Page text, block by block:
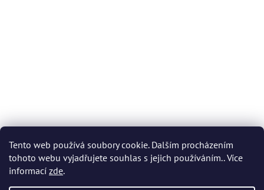
Tento web používá soubory cookie. Dalším procházením
tohoto webu vyjadřujete souhlas s jejich používáním.. Více
informací zde.